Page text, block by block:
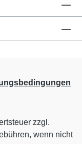
zzgl.
wenn nicht